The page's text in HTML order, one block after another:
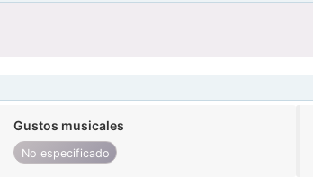
Gustos musicales
No especificado